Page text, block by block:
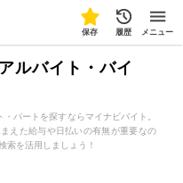
保存 履歴 メニュー
ルバイト・バイ
パートを探すならマイナビバイト。
えた給与や日払いの有無が重要なの
索を活用しましょう！